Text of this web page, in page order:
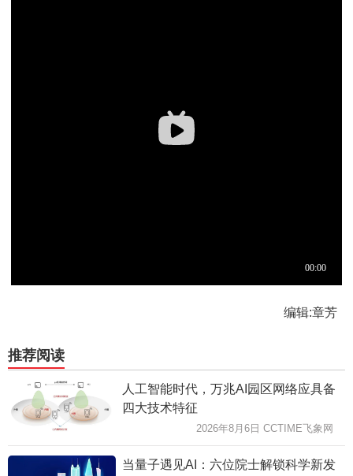
编辑:章芳
推荐阅读
人工智能时代，万兆AI园区网络应具备
四大技术特征
2026年8月6日 CCTIME飞象网
当量子遇见AI：六位院士解锁科学新发